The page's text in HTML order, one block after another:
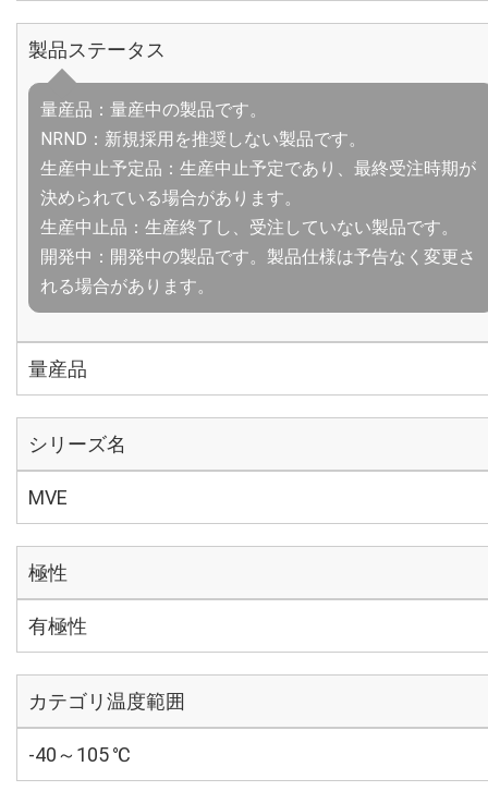
製品ステータス
量産品：量産中の製品です。
NRND：新規採用を推奨しない製品です。
生産中止予定品：生産中止予定であり、最終受注時期が
決められている場合があります。
生産中止品：生産終了し、受注していない製品です。
開発中：開発中の製品です。製品仕様は予告なく変更さ
れる場合があります。
量産品
シリーズ名
MVE
極性
有極性
カテゴリ温度範囲
-40～105 ℃